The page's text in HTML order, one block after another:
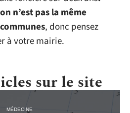
n’est pas la même
, donc pensez
à votre mairie.
sur le site
MÉDECINE